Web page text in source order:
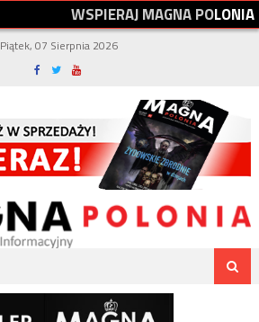
WSPIERAJMAGNAPOLONIA
Piątek, 07 Sierpnia 2026